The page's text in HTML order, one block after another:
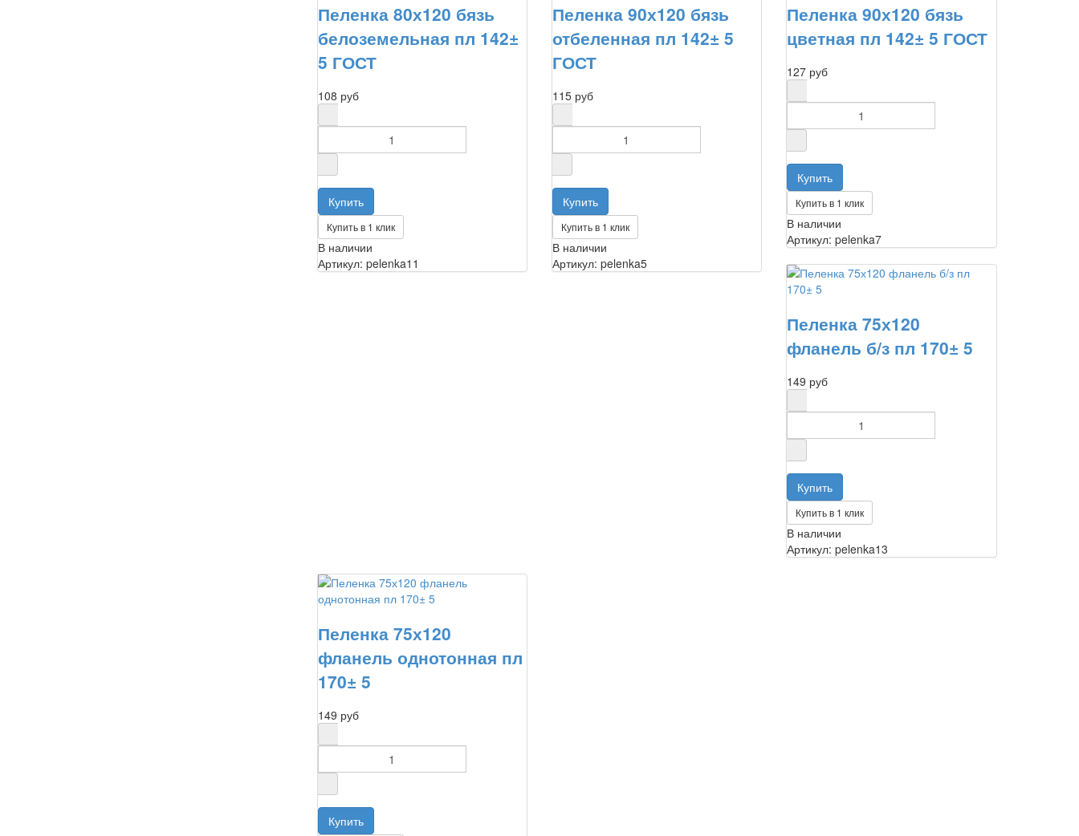
Пеленка 80х120 бязь
белоземельная пл 142±
5 ГОСТ
108 руб
Купить в 1 клик
В наличии
Артикул: pelenka11
Пеленка 90х120 бязь
отбеленная пл 142± 5
ГОСТ
115 руб
Купить в 1 клик
В наличии
Артикул: pelenka5
Пеленка 90х120 бязь
цветная пл 142± 5 ГОСТ
127 руб
Купить в 1 клик
В наличии
Артикул: pelenka7
Пеленка 75х120
фланель б/з пл 170± 5
149 руб
Купить в 1 клик
В наличии
Артикул: pelenka13
Пеленка 75х120
фланель однотонная пл
170± 5
149 руб